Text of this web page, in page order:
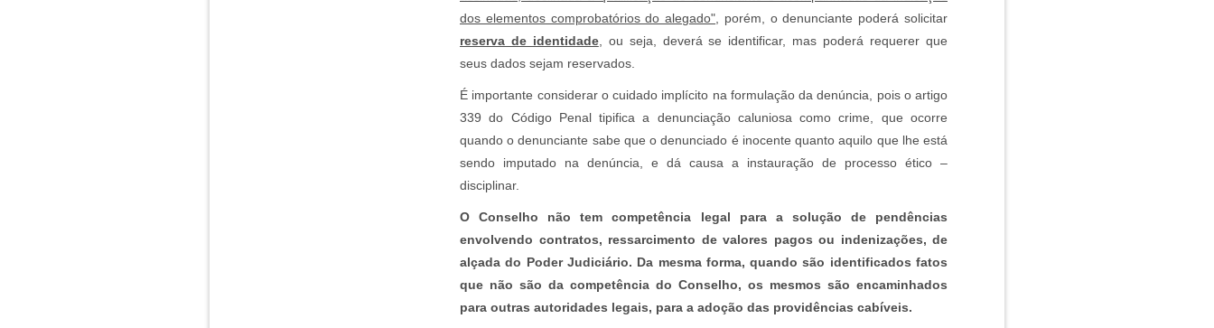
dos elementos comprobatórios do alegado" , porém, o denunciante poderá solicitar
reserva de identidade, ou seja, deverá se identificar, mas poderá requerer que
seus dados sejam reservados.
É importante considerar o cuidado implícito na formulação da denúncia, pois o artigo
339 do Código Penal tipifica a denunciação caluniosa como crime, que ocorre
quando o denunciante sabe que o denunciado é inocente quanto aquilo que lhe está
sendo imputado na denúncia, e dá causa a instauração de processo ético –
disciplinar.
O Conselho não tem competência legal para a solução de pendências
envolvendo contratos, ressarcimento de valores pagos ou indenizações, de
alçada do Poder Judiciário. Da mesma forma, quando são identificados fatos
que não são da competência do Conselho, os mesmos são encaminhados
para outras autoridades legais, para a adoção das providências cabíveis.